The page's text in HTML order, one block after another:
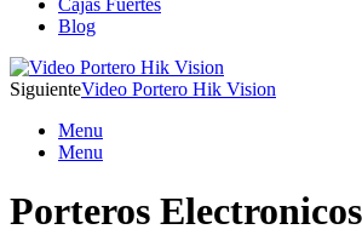
Cajas Fuertes
Blog
SiguienteVideo Portero Hik Vision
Menu
Menu
Porteros